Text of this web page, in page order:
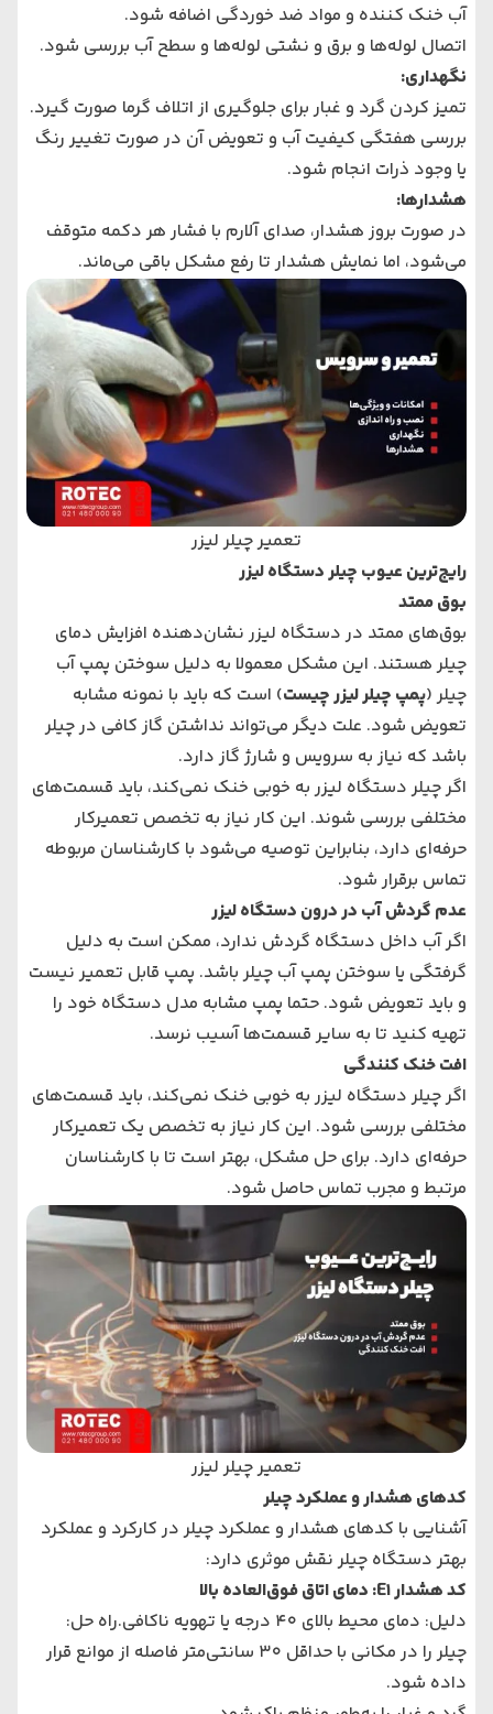
آب خنک‌ کننده و مواد ضد خوردگی اضافه شود.
اتصال لوله‌ها و برق و نشتی لوله‌ها و سطح آب بررسی شود.
نگهداری:
تمیز کردن گرد و غبار برای جلوگیری از اتلاف گرما صورت گیرد.
بررسی هفتگی کیفیت آب و تعویض آن در صورت تغییر رنگ
یا وجود ذرات انجام شود.
هشدارها:
در صورت بروز هشدار، صدای آلارم با فشار هر دکمه متوقف
می‌شود، اما نمایش هشدار تا رفع مشکل باقی می‌ماند.
تعمیر چیلر لیزر
رایج‌ترین عیوب چیلر دستگاه لیزر
بوق ممتد
بوق‌های ممتد در دستگاه لیزر نشان‌دهنده افزایش دمای
چیلر هستند. این مشکل معمولا به دلیل سوختن پمپ آب
چیلر (پمپ چیلر لیزر چیست) است که باید با نمونه مشابه
تعویض شود. علت دیگر می‌تواند نداشتن گاز کافی در چیلر
باشد که نیاز به سرویس و شارژ گاز دارد.
اگر چیلر دستگاه لیزر به خوبی خنک نمی‌کند، باید قسمت‌های
مختلفی بررسی شوند. این کار نیاز به تخصص تعمیرکار
حرفه‌ای دارد، بنابراین توصیه می‌شود با کارشناسان مربوطه
تماس برقرار شود.
عدم گردش آب در درون دستگاه لیزر
اگر آب داخل دستگاه گردش ندارد، ممکن است به دلیل
گرفتگی یا سوختن پمپ آب چیلر باشد. پمپ قابل تعمیر نیست
و باید تعویض شود. حتما پمپ مشابه مدل دستگاه خود را
تهیه کنید تا به سایر قسمت‌ها آسیب نرسد.
افت خنک کنندگی
اگر چیلر دستگاه لیزر به خوبی خنک نمی‌کند، باید قسمت‌های
مختلفی بررسی شود. این کار نیاز به تخصص یک تعمیرکار
حرفه‌ای دارد. برای حل مشکل، بهتر است تا با کارشناسان
مرتبط و مجرب تماس حاصل شود.
تعمیر چیلر لیزر
کدهای هشدار و عملکرد چیلر
آشنایی با کدهای هشدار و عملکرد چیلر در کارکرد و عملکرد
بهتر دستگاه چیلر نقش موثری دارد:
کد هشدار E1: دمای اتاق فوق‌العاده بالا
دلیل: دمای محیط بالای 40 درجه یا تهویه ناکافی.راه حل:
چیلر را در مکانی با حداقل 30 سانتی‌متر فاصله از موانع قرار
داده شود.